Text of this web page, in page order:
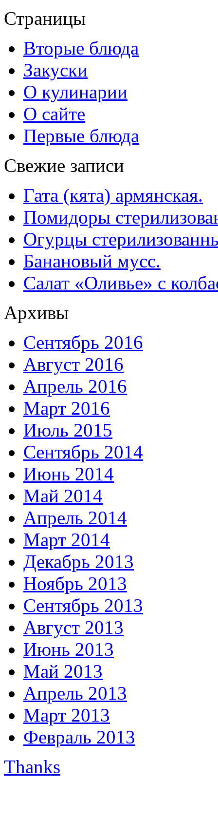
Страницы
Вторые блюда
Закуски
О кулинарии
О сайте
Первые блюда
Свежие записи
Гата (кята) армянская.
Помидоры
Огурцы
Банановый мусс.
Салат «Оливье» с
Архивы
Сентябрь 2016
Август 2016
Апрель 2016
Март 2016
Июль 2015
Сентябрь 2014
Июнь 2014
Май 2014
Апрель 2014
Март 2014
Декабрь 2013
Ноябрь 2013
Сентябрь 2013
Август 2013
Июнь 2013
Май 2013
Апрель 2013
Март 2013
Февраль 2013
Thanks